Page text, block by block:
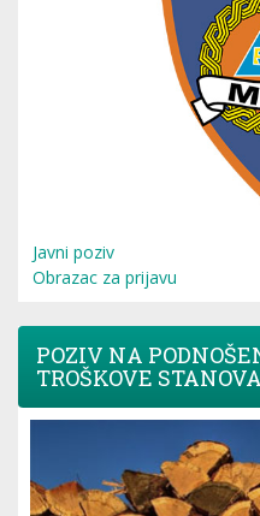
Javni poziv
Obrazac za prijavu
POZIV NA
TROŠKOVE